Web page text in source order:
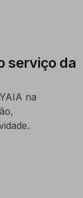
serviço da
na